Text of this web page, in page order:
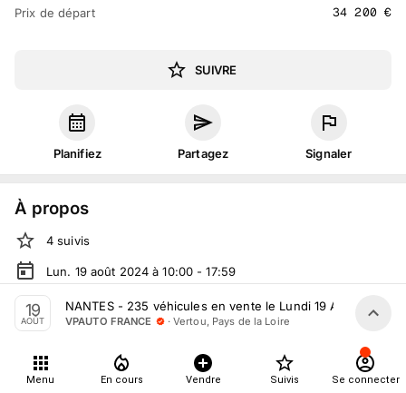
Prix de départ 34 200 €
SUIVRE
Planifiez Partagez Signaler
À propos
4 suivis
Lun. 19 août 2024 à 10:00 - 17:59
Vente volontaireorganiséepar VPAUTO FRANCE
En salle :
En live vpauto.fr
19
AOÛT
NANTES - 235 véhicules en vente le Lundi 19 Août
VPAUTO FRANCE · Vertou, Pays de la Loire
Menu En cours Vendre Suivis Se connecter